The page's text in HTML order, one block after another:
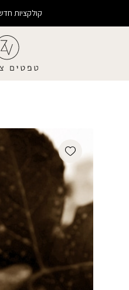
קולקציות חדשות
Add wishlist